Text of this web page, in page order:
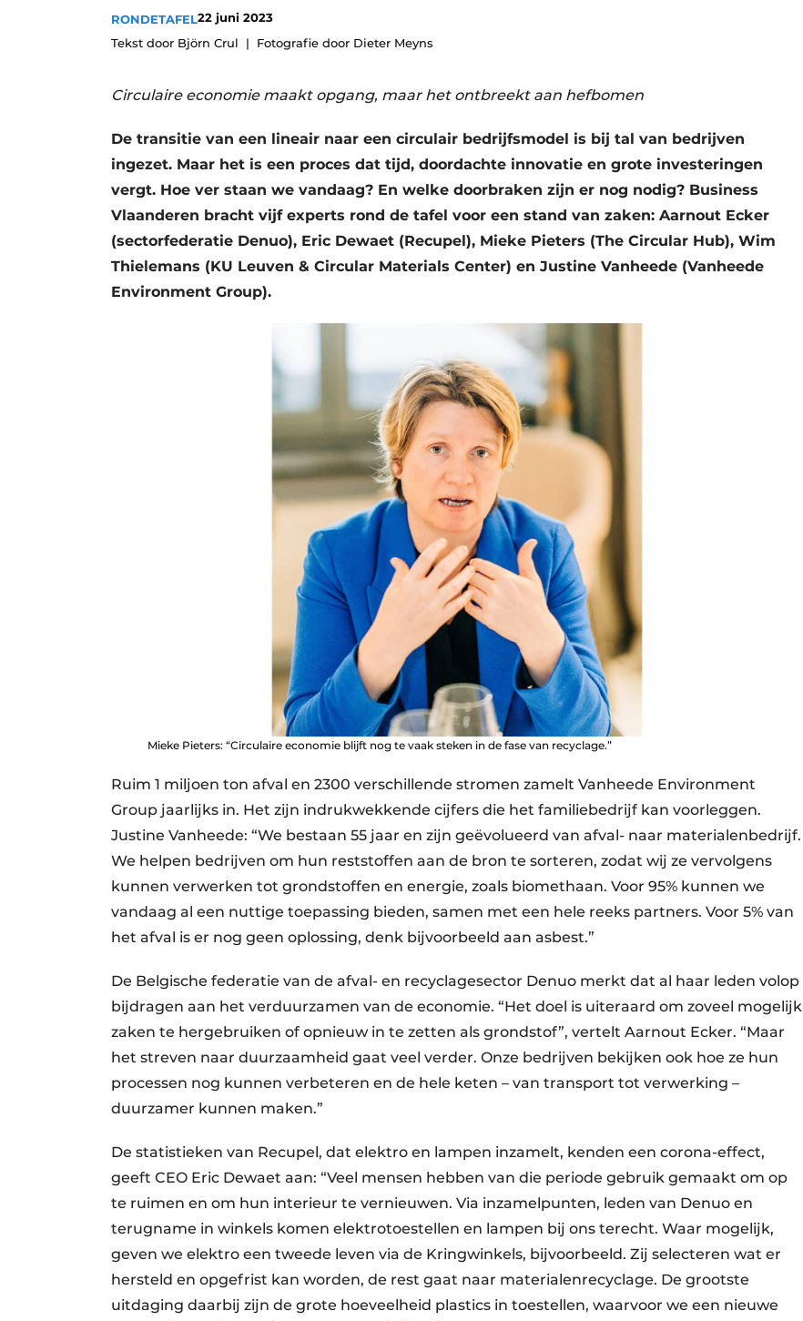
Privacy / Cookie statement
Vacature aanmelden
RONDETAFEL22 juni 2023
Tekst door Björn Crul
Fotografie door Dieter Meyns
Circulaire economie maakt opgang, maar het ontbreekt aan hefbomen
De transitie van een lineair naar een circulair bedrijfsmodel is bij tal van bedrijven
ingezet. Maar het is een proces dat tijd, doordachte innovatie en grote investeringen
vergt. Hoe ver staan we vandaag? En welke doorbraken zijn er nog nodig? Business
Vlaanderen bracht vijf experts rond de tafel voor een stand van zaken: Aarnout Ecker
(sectorfederatie Denuo), Eric Dewaet (Recupel), Mieke Pieters (The Circular Hub), Wim
Thielemans (KU Leuven & Circular Materials Center) en Justine Vanheede (Vanheede
Environment Group).
Mieke Pieters: “Circulaire economie blijft nog te vaak steken in de fase van recyclage.”
Ruim 1 miljoen ton afval en 2300 verschillende stromen zamelt Vanheede Environment
Group jaarlijks in. Het zijn indrukwekkende cijfers die het familiebedrijf kan voorleggen.
Justine Vanheede: “We bestaan 55 jaar en zijn geëvolueerd van afval- naar materialenbedrijf.
We helpen bedrijven om hun reststoffen aan de bron te sorteren, zodat wij ze vervolgens
kunnen verwerken tot grondstoffen en energie, zoals biomethaan. Voor 95% kunnen we
vandaag al een nuttige toepassing bieden, samen met een hele reeks partners. Voor 5% van
het afval is er nog geen oplossing, denk bijvoorbeeld aan asbest.”
De Belgische federatie van de afval- en recyclagesector Denuo merkt dat al haar leden volop
bijdragen aan het verduurzamen van de economie. “Het doel is uiteraard om zoveel mogelijk
zaken te hergebruiken of opnieuw in te zetten als grondstof”, vertelt Aarnout Ecker. “Maar
het streven naar duurzaamheid gaat veel verder. Onze bedrijven bekijken ook hoe ze hun
processen nog kunnen verbeteren en de hele keten – van transport tot verwerking –
duurzamer kunnen maken.”
De statistieken van Recupel, dat elektro en lampen inzamelt, kenden een corona-effect,
geeft CEO Eric Dewaet aan: “Veel mensen hebben van die periode gebruik gemaakt om op
te ruimen en om hun interieur te vernieuwen. Via inzamelpunten, leden van Denuo en
terugname in winkels komen elektrotoestellen en lampen bij ons terecht. Waar mogelijk,
geven we elektro een tweede leven via de Kringwinkels, bijvoorbeeld. Zij selecteren wat er
hersteld en opgefrist kan worden, de rest gaat naar materialenrecyclage. De grootste
uitdaging daarbij zijn de grote hoeveelheid plastics in toestellen, waarvoor we een nieuwe